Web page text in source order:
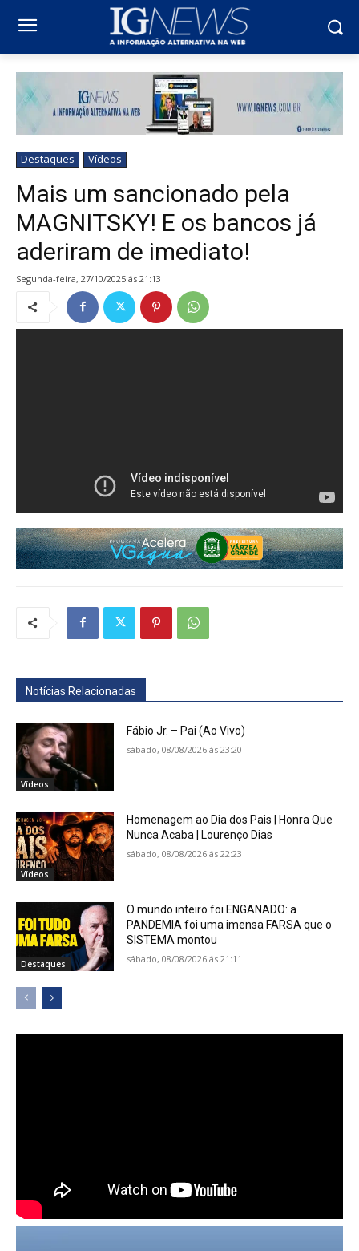
Destaques Vídeos
Mais um sancionado pela
MAGNITSKY! E os bancos já
aderiram de imediato!
segunda-feira, 27/10/2025 ás 21:13
Notícias Relacionadas
Vídeos
Fábio Jr. – Pai (Ao Vivo)
sábado, 08/08/2026 ás 23:20
Vídeos
Homenagem ao Dia dos Pais | Honra Que
Nunca Acaba | Lourenço Dias
sábado, 08/08/2026 ás 22:23
Destaques
O mundo inteiro foi ENGANADO: a
PANDEMIA foi uma imensa FARSA que o
SISTEMA montou
sábado, 08/08/2026 ás 21:11